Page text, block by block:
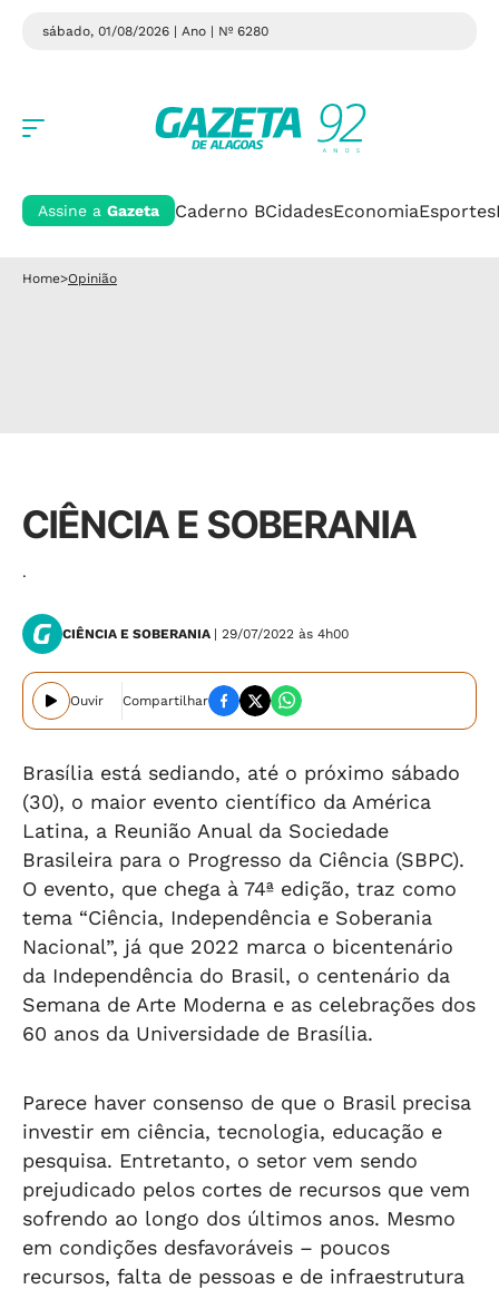
sábado, 01/08/2026 | Ano | Nº 6280
Assine a Gazeta Caderno BCidadesEconomiaEsportes
Home>Opinião
CIÊNCIA E SOBERANIA
.
CIÊNCIA E SOBERANIA | 29/07/2022 às 4h00
Ouvir Compartilhar
Brasília está sediando, até o próximo sábado
(30), o maior evento científico da América
Latina, a Reunião Anual da Sociedade
Brasileira para o Progresso da Ciência (SBPC).
O evento, que chega à 74ª edição, traz como
tema “Ciência, Independência e Soberania
Nacional”, já que 2022 marca o bicentenário
da Independência do Brasil, o centenário da
Semana de Arte Moderna e as celebrações dos
60 anos da Universidade de Brasília.
Parece haver consenso de que o Brasil precisa
investir em ciência, tecnologia, educação e
pesquisa. Entretanto, o setor vem sendo
prejudicado pelos cortes de recursos que vem
sofrendo ao longo dos últimos anos. Mesmo
em condições desfavoráveis – poucos
recursos, falta de pessoas e de infraestrutura